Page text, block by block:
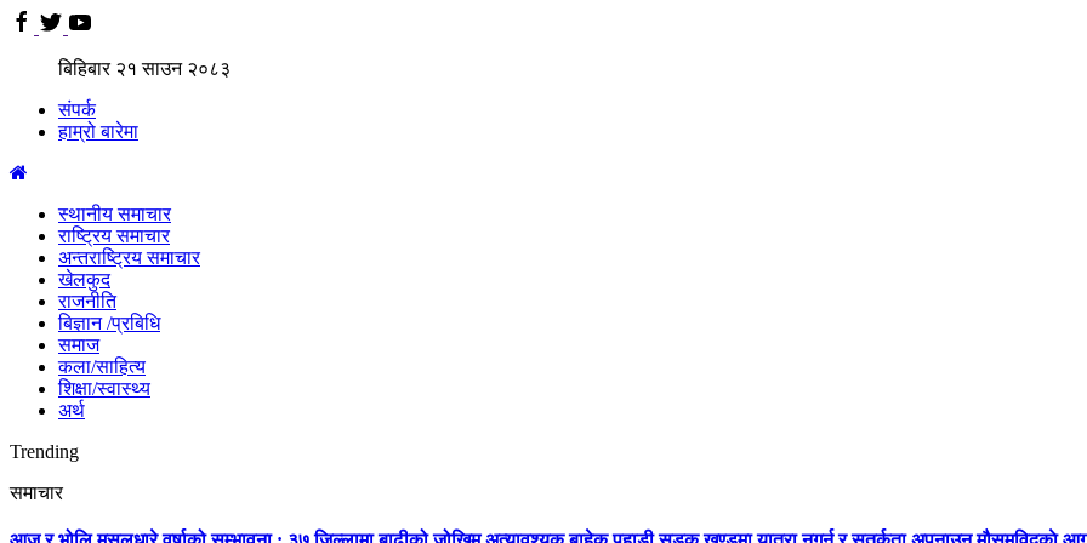
बिहिबार २१साउन २०८३
संपर्क
हाम्रो बारेमा
स्थानीय समाचार
राष्ट्रिय समाचार
अन्तराष्ट्रिय समाचार
खेलकुद
राजनीति
बिज्ञान /प्रबिधि
समाज
कला/साहित्य
शिक्षा/स्वास्थ्य
अर्थ
Trending
समाचार